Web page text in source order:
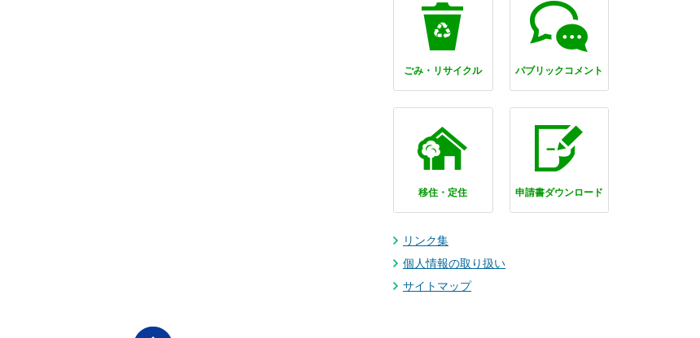
ごみ・リサイクル パブリックコメント
移住・定住 申請書ダウンロード
リンク集
個人情報の取り扱い
サイトマップ